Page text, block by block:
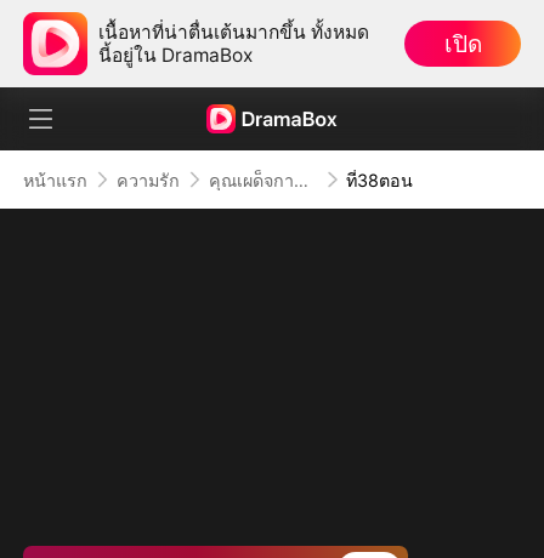
เนื้อหาที่น่าตื่นเต้นมากขึ้น ทั้งหมด
นี้อยู่ใน DramaBox
เปิด
หน้าแรก ความรัก คุณเผด็จการจอมซาดิสม์ ที่38ตอน